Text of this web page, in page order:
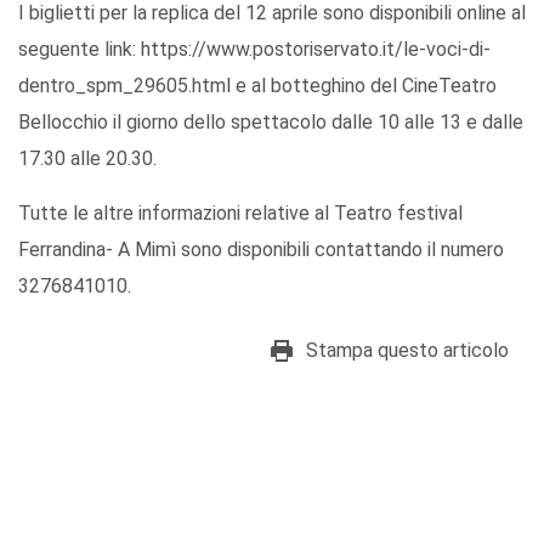
I biglietti per la replica del 12 aprile sono disponibili online al
seguente link: https://www.postoriservato.it/le-voci-di-
dentro_spm_29605.html e al botteghino del CineTeatro
Bellocchio il giorno dello spettacolo dalle 10 alle 13 e dalle
17.30 alle 20.30.
Tutte le altre informazioni relative al Teatro festival
Ferrandina- A Mimì sono disponibili contattando il numero
3276841010.
Stampa questo articolo